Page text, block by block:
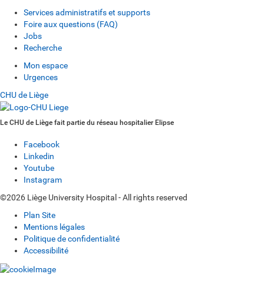
Services administratifs et supports
Foire aux questions (FAQ)
Jobs
Recherche
Mon espace
Urgences
CHU de Liège
Le CHU de Liège fait partie du réseau hospitalier Elipse
Facebook
Linkedin
Youtube
Instagram
©2026 Liège University Hospital - All rights reserved
Plan Site
Mentions légales
Politique de confidentialité
Accessibilité